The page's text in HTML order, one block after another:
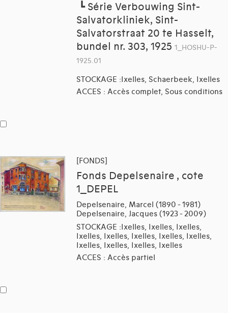
┗ Série Verbouwing Sint-
Salvatorkliniek, Sint-
Salvatorstraat 20 te Hasselt,
bundel nr. 303, 1925 1_HOSHU-P-
1925.01
STOCKAGE :Ixelles, Schaerbeek, Ixelles
ACCES : Accès complet, Sous conditions
[FONDS]
Fonds Depelsenaire , cote
1_DEPEL
Depelsenaire, Marcel (1890 - 1981)
Depelsenaire, Jacques (1923 - 2009)
STOCKAGE :Ixelles, Ixelles, Ixelles,
Ixelles, Ixelles, Ixelles, Ixelles, Ixelles,
Ixelles, Ixelles, Ixelles, Ixelles
ACCES : Accès partiel